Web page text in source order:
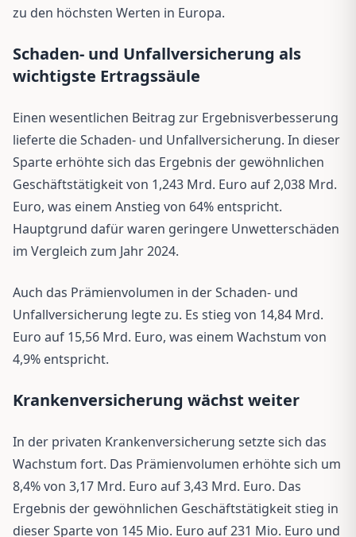
zu den höchsten Werten in Europa.
Schaden- und Unfallversicherung als
wichtigste Ertragssäule
Einen wesentlichen Beitrag zur Ergebnisverbesserung
lieferte die Schaden- und Unfallversicherung. In dieser
Sparte erhöhte sich das Ergebnis der gewöhnlichen
Geschäftstätigkeit von 1,243 Mrd. Euro auf 2,038 Mrd.
Euro, was einem Anstieg von 64% entspricht.
Hauptgrund dafür waren geringere Unwetterschäden
im Vergleich zum Jahr 2024.
Auch das Prämienvolumen in der Schaden- und
Unfallversicherung legte zu. Es stieg von 14,84 Mrd.
Euro auf 15,56 Mrd. Euro, was einem Wachstum von
4,9% entspricht.
Krankenversicherung wächst weiter
In der privaten Krankenversicherung setzte sich das
Wachstum fort. Das Prämienvolumen erhöhte sich um
8,4% von 3,17 Mrd. Euro auf 3,43 Mrd. Euro. Das
Ergebnis der gewöhnlichen Geschäftstätigkeit stieg in
dieser Sparte von 145 Mio. Euro auf 231 Mio. Euro und